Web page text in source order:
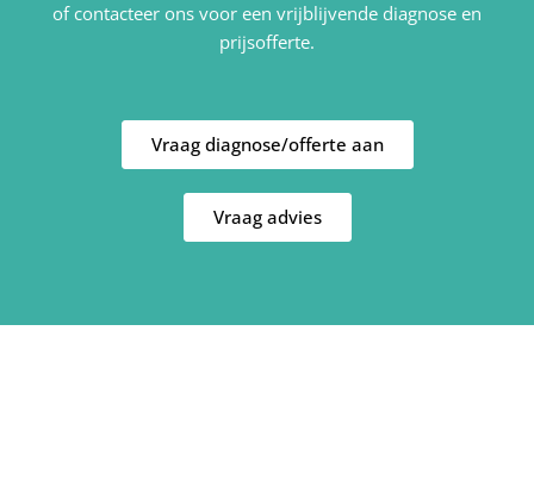
of contacteer ons voor een vrijblijvende diagnose en
prijsofferte.
Vraag diagnose/offerte aan
Vraag advies